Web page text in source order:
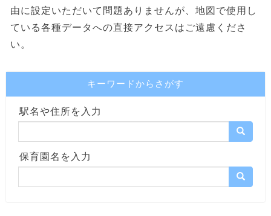
由に設定いただいて問題ありませんが、地図で使用し
ている各種データへの直接アクセスはご遠慮くださ
い。
キーワードからさがす
駅名や住所を入力
保育園名を入力